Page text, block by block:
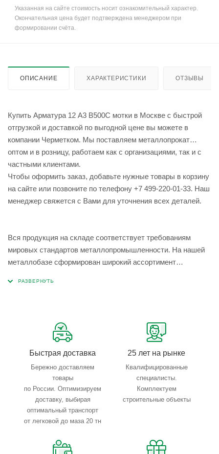
Указанная на сайте стоимость носит ознакомительный характер.
Окончательная цена будет подтверждена менеджером при
формировании счёта.
ОПИСАНИЕ ХАРАКТЕРИСТИКИ ОТЗЫВЫ
Купить Арматура 12 А3 В500С мотки в Москве с быстрой
отгрузкой и доставкой по выгодной цене вы можете в
компании Черметком. Мы поставляем металлопрокат
оптом и в розницу, работаем как с организациями, так и с
частными клиентами.
Чтобы оформить заказ, добавьте нужные товары в корзину
на сайте или позвоните по телефону +7 499-220-01-33. Наш
менеджер свяжется с Вами для уточнения всех деталей.
Вся продукция на складе соответствует требованиям
мировых стандартов металлопромышленности. На нашей
металлобазе сформирован широкий ассортимент
Быстрая доставка
Бережно доставляем
товары
по России. Оптимизируем
доставку, выбирая
оптимальный транспорт
от легковой до маза 20 тн
25 лет на рынке
Квалифицированные
специалисты.
Комплектуем
строительные объекты